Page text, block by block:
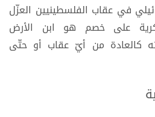
في عقاب الفلسطينيين العزّل
على خصم هو ابن الأرض
كالعادة من أيّ عقاب أو حتّى